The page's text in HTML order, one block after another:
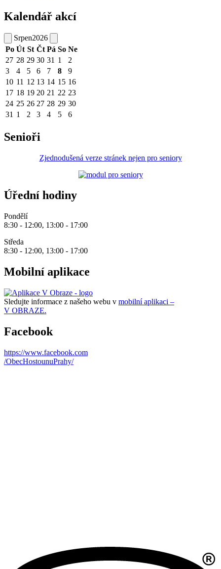
Kalendář akcí
Srpen2026
Po Út St Čt Pá So Ne
27 28 29 30 31 1
2
3
4 5 6 7 8
9
10 11 12 13 14 15 16
17 18 19 20 21 22 23
24 25 26 27 28 29 30
31 1 2 3 4 5 6
Senioři
Zjednodušená verze stránek nejen pro seniory
Úřední hodiny
Pondělí
8:30 - 12:00, 13:00 - 17:00
Středa
8:30 - 12:00, 13:00 - 17:00
Mobilní aplikace
Sledujte informace z našeho webu v mobilní aplikaci –
V OBRAZE.
Facebook
https://www.facebook.com
/ObecHostounuPrahy/